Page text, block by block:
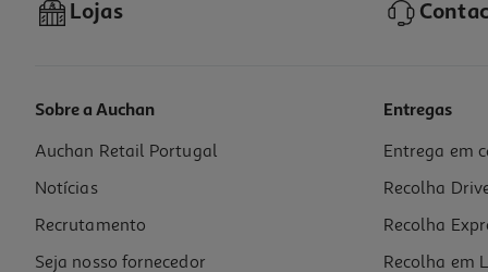
12,50 €
Fronha Actuel Branco Poliester Reciclado 50x70cm
2.49 €/un
2,49 €
Lojas
Sobre a Auchan
Auchan Retail Portugal
Notícias
Recrutamento
Seja nosso fornecedor
Entregas
Entrega em
Recolha
Recolha
Recolha em